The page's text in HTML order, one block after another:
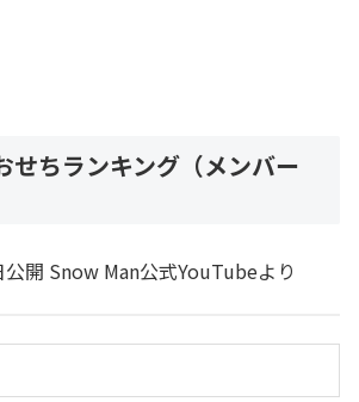
ちランキング（メンバー
開 Snow Man公式YouTubeより